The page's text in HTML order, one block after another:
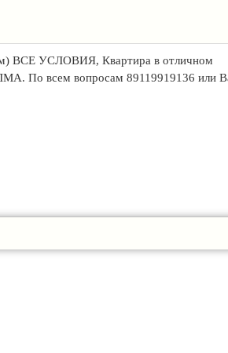
ВСЕ УСЛОВИЯ, Квартира в отличном
По всем вопросам 89119919136 или